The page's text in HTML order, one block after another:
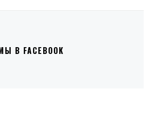
В FACEBOOK